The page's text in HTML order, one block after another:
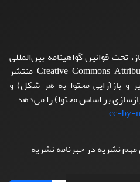
قوانین گواهینامه بین‌المللی
Creative Commons Attribution 4.0 International License منتشر
و بازآرایی محتوا به هر شکل) و
بر اساس محتوا) را می‌دهد.
مهم نشریه در خبرنامه نشریه